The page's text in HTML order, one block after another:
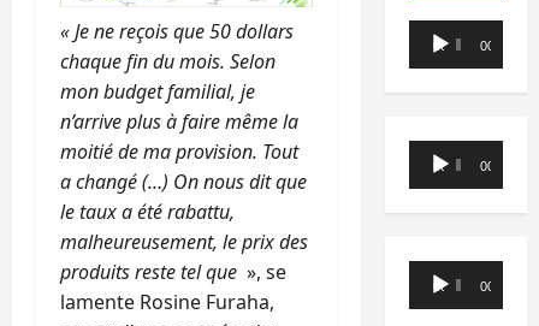
« Je ne reçois que 50 dollars
chaque fin du mois. Selon
mon budget familial, je
n’arrive plus à faire même la
moitié de ma provision. Tout
a changé (…) On nous dit que
le taux a été rabattu,
malheureusement, le prix des
produits reste tel que », se
lamente Rosine Furaha,
Lecteur
audio
00:00 00:00
Lecteur
audio
00:00 00:00
Lecteur
audio
00:00 00:00